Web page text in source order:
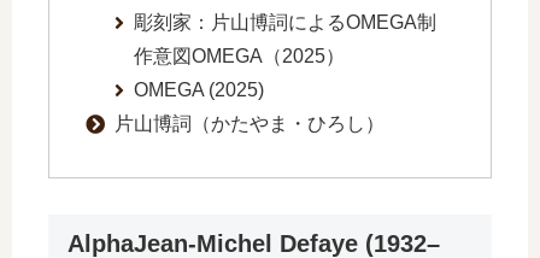
彫刻家：片山博詞によるOMEGA制
作意図OMEGA（2025）
OMEGA (2025)
片山博詞（かたやま・ひろし）
AlphaJean-Michel Defaye (1932–